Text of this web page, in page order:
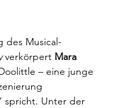
des Musical-
verkörpert Mara
– eine junge
spricht. Unter der